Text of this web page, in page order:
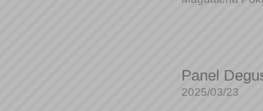
Panel
2025/03/23